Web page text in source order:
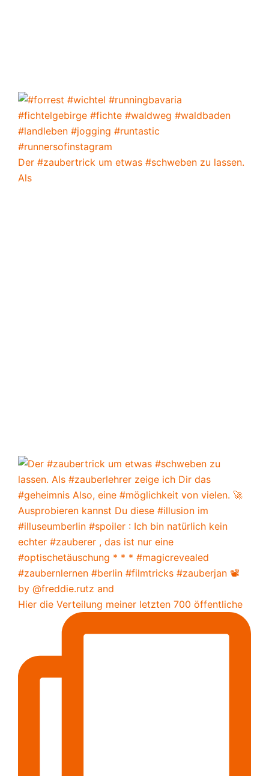
Der #zaubertrick um etwas #schweben zu lassen.
Als
Hier die Verteilung meiner letzten 700 öffentliche